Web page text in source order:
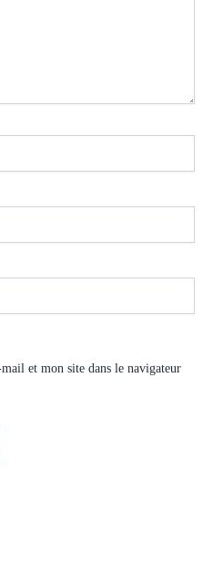
et mon site dans le navigateur